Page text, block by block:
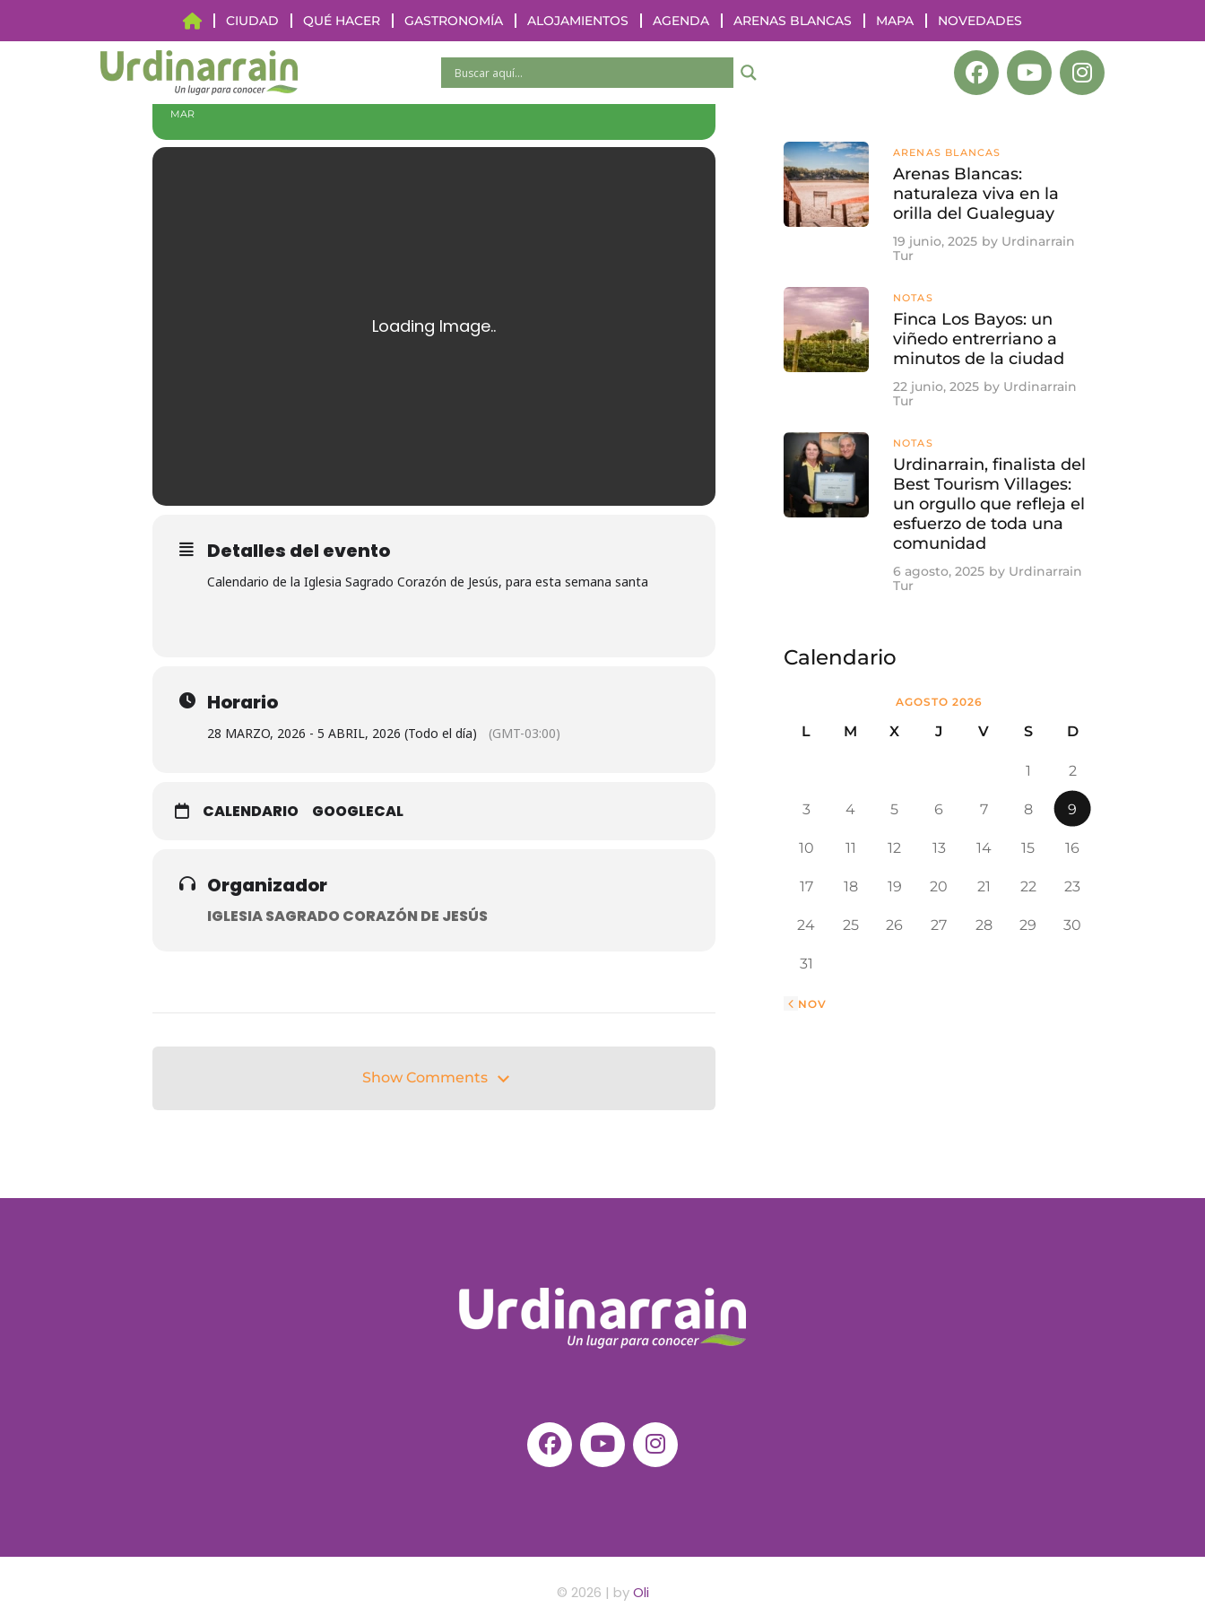
CIUDAD QUÉ HACER GASTRONOMÍA ALOJAMIENTOS AGENDA ARENAS BLANCAS MAPA NOVEDADES
28
MAR
05 CIRCUITO DE LA FE EN SEMANA SANTA
Detalles del evento
Calendario de la Iglesia Sagrado Corazón de Jesús, para esta semana santa
Horario
28 MARZO, 2026 - 5 ABRIL, 2026 (Todo el día) (GMT-03:00)
CALENDARIO GOOGLECAL
Organizador
IGLESIA SAGRADO CORAZÓN DE JESÚS
Show Comments
ARENAS BLANCAS
Arenas Blancas:
naturaleza viva en la
orilla del Gualeguay
19 junio, 2025 by Urdinarrain
Tur
NOTAS
Finca Los Bayos: un
viñedo entrerriano a
minutos de la ciudad
22 junio, 2025 by Urdinarrain
Tur
NOTAS
Urdinarrain, finalista del
Best Tourism Villages:
un orgullo que refleja el
esfuerzo de toda una
comunidad
6 agosto, 2025 by Urdinarrain
Tur
Calendario
AGOSTO 2026
L M X J V S D
1 2
3 4 5 6 7 8 9
10 11 12 13 14 15 16
17 18 19 20 21 22 23
24 25 26 27 28 29 30
31
« NOV
© 2026 | byOli